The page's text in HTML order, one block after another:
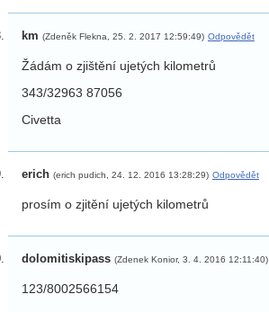
km (Zdeněk Flekna, 25. 2. 2017 12:59:49) Odpovědět
Žádám o zjištění ujetých kilometrů
343/32963 87056
Civetta
erich (erich pudich, 24. 12. 2016 13:28:29) Odpovědět
prosím o zjitění ujetých kilometrů
dolomitiskipass (Zdenek Konior, 3. 4. 2016 12:11:40)
123/8002566154